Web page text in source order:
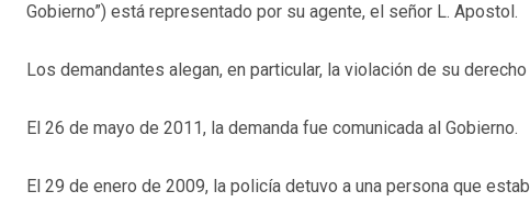
Gobierno”) está representado por su agente, el señor L. Apostol.
Los demandantes alegan, en particular, la violación de su
El 26 de mayo de 2011, la demanda fue comunicada al Gobierno.
El 29 de enero de 2009, la policía detuvo a una persona que